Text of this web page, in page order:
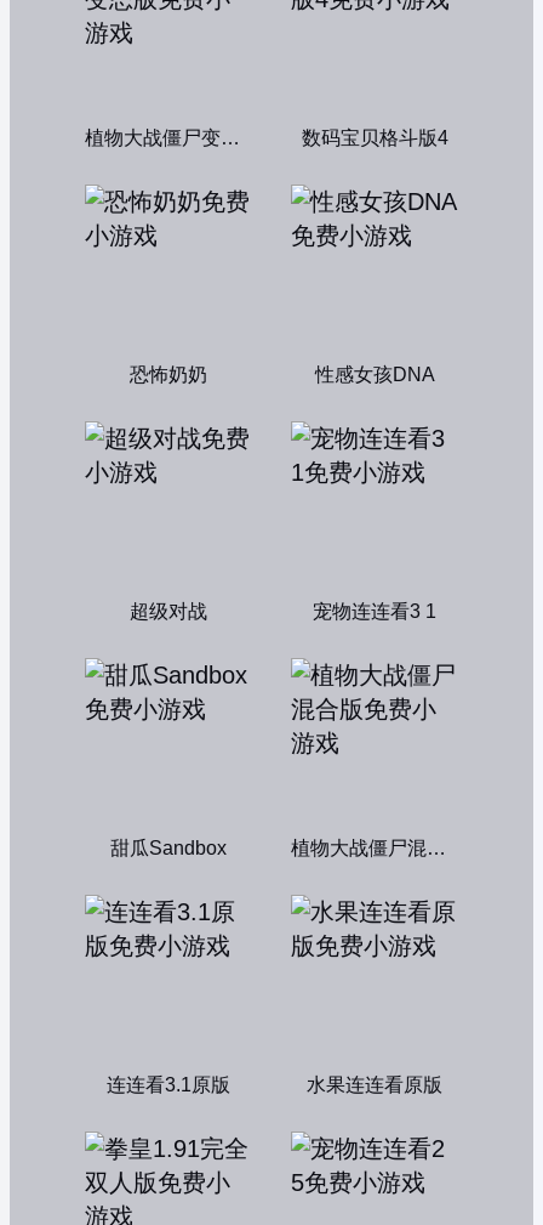
植物大战僵尸变态版 数码宝贝格斗版4
恐怖奶奶 性感女孩DNA
超级对战 宠物连连看3 1
甜瓜Sandbox 植物大战僵尸混合版
连连看3.1原版 水果连连看原版